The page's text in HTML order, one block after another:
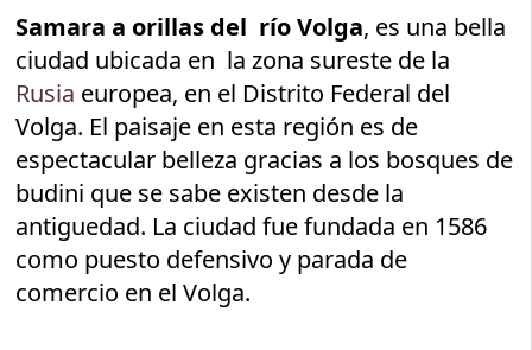
Samara a orillas del río Volga, es una bella
ciudad ubicada en la zona sureste de la
Rusia europea, en el Distrito Federal del
Volga. El paisaje en esta región es de
espectacular belleza gracias a los bosques de
budini que se sabe existen desde la
antiguedad. La ciudad fue fundada en 1586
como puesto defensivo y parada de
comercio en el Volga.